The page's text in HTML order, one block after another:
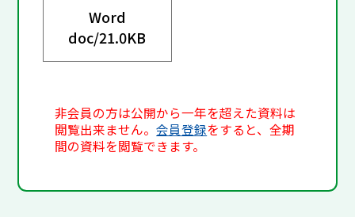
Word
doc/21.0KB
非会員の方は公開から一年を超えた資料は
閲覧出来ません。会員登録をすると、全期
間の資料を閲覧できます。